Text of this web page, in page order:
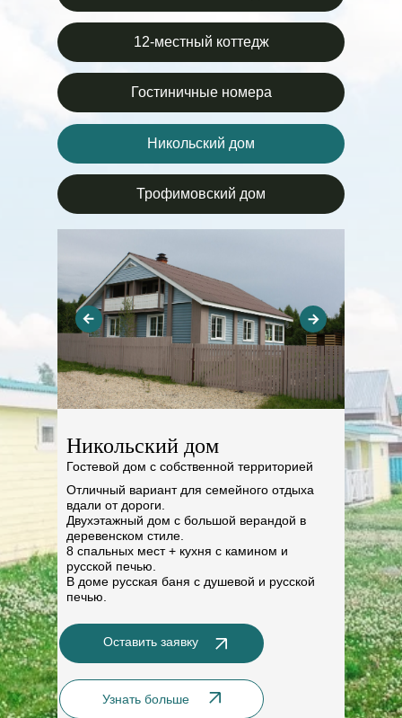
Узнать больше
Никольский дом
Отличный вариант для семейного отдыха
вдали от дороги.
Двухэтажный дом с большой верандой в
деревенском стиле.
8 спальных мест + кухня с камином и
русской печью.
В доме русская баня с душевой и русской
печью.
Оставить заявку
Гостевой дом с собственной территорией
12-местный коттедж
Гостиничные номера
Никольский дом
Трофимовский дом